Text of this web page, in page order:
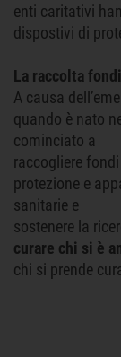
enti caritativi
dispostivi di
La raccolta fondi
A causa
quando è nato
cominciato a
raccogliere
protezione e
sanitarie e
sostenere la
curare chi si è
chi si prende